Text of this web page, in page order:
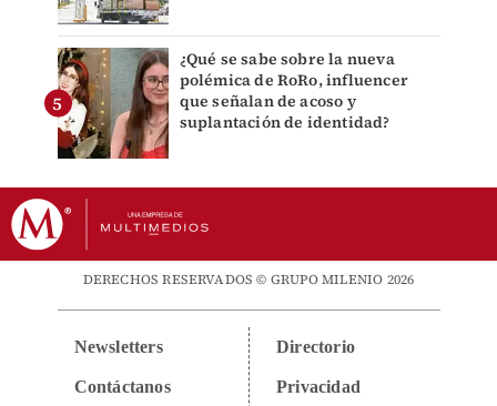
¿Qué se sabe sobre la nueva
polémica de RoRo, influencer
que señalan de acoso y
suplantación de identidad?
DERECHOS RESERVADOS © GRUPO MILENIO 2026
Newsletters
Contáctanos
Directorio
Privacidad